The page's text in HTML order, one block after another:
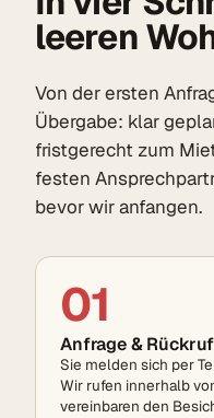
leeren
Von der ersten
Übergabe: klar
fristgerecht zum
festen
bevor wir anfangen.
01
Anfrage & Rückruf
Sie melden sich per
Wir rufen innerhalb
vereinbaren den